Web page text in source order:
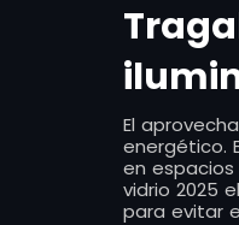
El
energético.
en
vidrio 2025
para evitar